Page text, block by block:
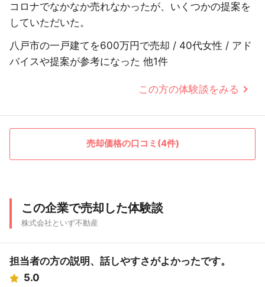
コロナでなかなか売れなかったが、いくつかの提案を
していただいた。
八戸市の一戸建てを600万円で売却 / 40代女性 / アド
バイスや提案が参考になった 他1件
この方の体験談をみる
売却価格の口コミ(4件)
この企業で売却した体験談
株式会社といず不動産
担当者の方の説明、話しやすさがよかったです。
5.0